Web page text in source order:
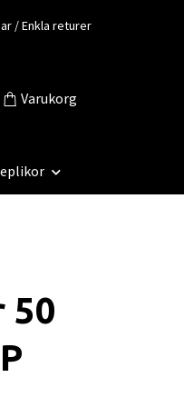
/ Enkla returer
Varukorg
50